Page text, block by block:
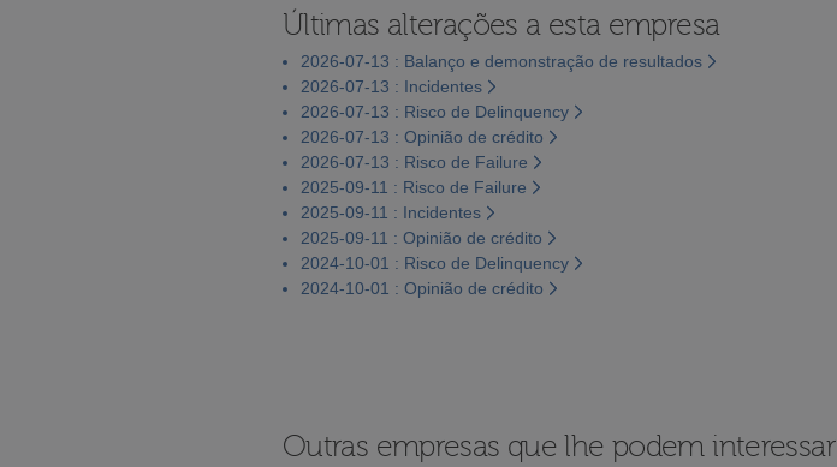
Últimas alterações a esta empresa
2026-07-13 : Balanço e demonstração de resultados
2026-07-13 : Incidentes
2026-07-13 : Risco de Delinquency
2026-07-13 : Opinião de crédito
2026-07-13 : Risco de Failure
2025-09-11 : Risco de Failure
2025-09-11 : Incidentes
2025-09-11 : Opinião de crédito
2024-10-01 : Risco de Delinquency
2024-10-01 : Opinião de crédito
Outras empresas que lhe podem interessar